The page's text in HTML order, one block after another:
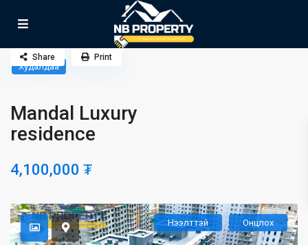
Худалдаа
Mandal Luxury
residence
4,100,000 ₮
Share Print
Нээлттэй Онцлох